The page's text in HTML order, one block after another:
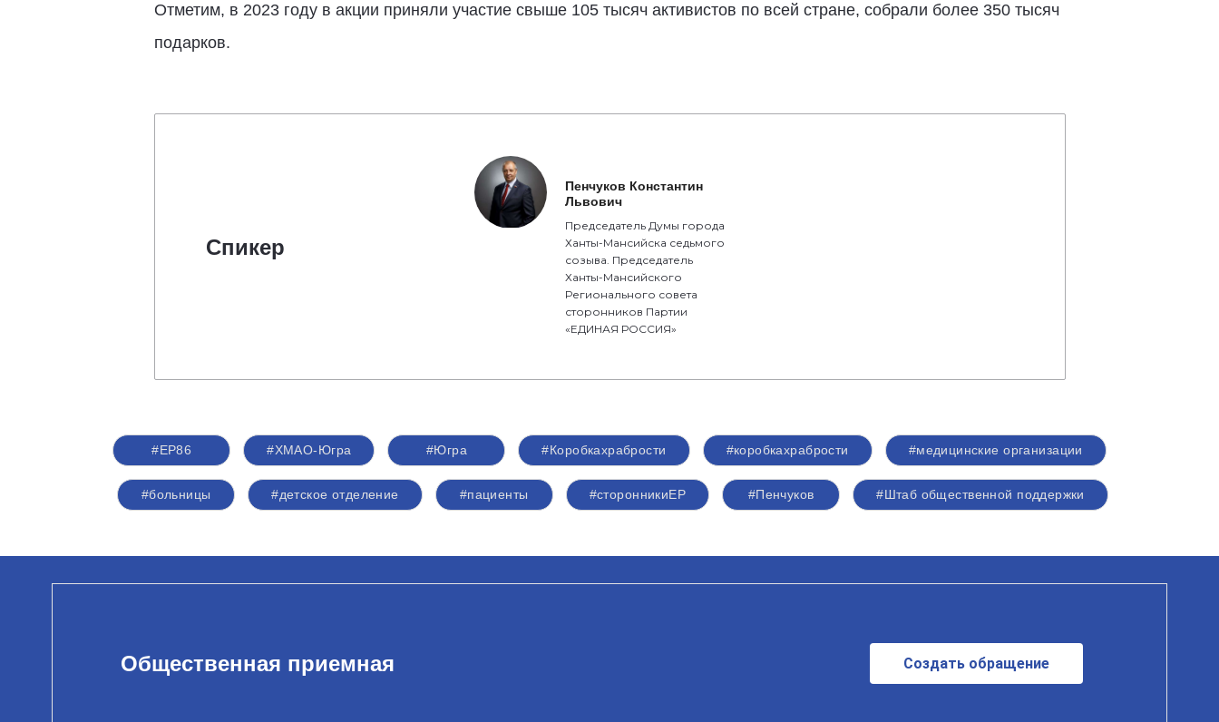
Отметим, в 2023 году в акции приняли участие свыше 105 тысяч активистов по всей стране, собрали более 350 тысяч
подарков.
Спикер
Пенчуков Константин
Львович
Председатель Думы города
Ханты-Мансийска седьмого
созыва. Председатель
Ханты-Мансийского
Регионального совета
сторонников Партии
«ЕДИНАЯ РОССИЯ»
#ЕР86 #ХМАО-Югра #Югра #Коробкахрабрости #коробкахрабрости #медицинские организации
#больницы #детское отделение #пациенты #сторонникиЕР #Пенчуков #Штаб общественной поддержки
Общественная приемная Создать обращение